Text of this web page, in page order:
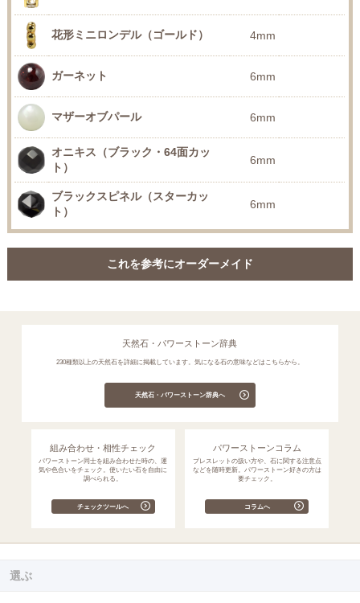
花形ミニロンデル（ゴールド） 4mm
ガーネット 6mm
マザーオブパール 6mm
オニキス（ブラック・64面カッ
ト）
6mm
ブラックスピネル（スターカッ
ト）
6mm
これを参考にオーダーメイド
天然石・パワーストーン辞典
230種類以上の天然石を詳細に掲載しています。気になる石の意味などはこちらから。
天然石・パワーストーン辞典へ
組み合わせ・相性チェック
パワーストーン同士を組み合わせた時の、運
気や色合いをチェック。使いたい石を自由に
調べられる。
チェックツールへ
パワーストーンコラム
ブレスレットの扱い方や、石に関する注意点
などを随時更新。パワーストーン好きの方は
要チェック。
コラムへ
選ぶ